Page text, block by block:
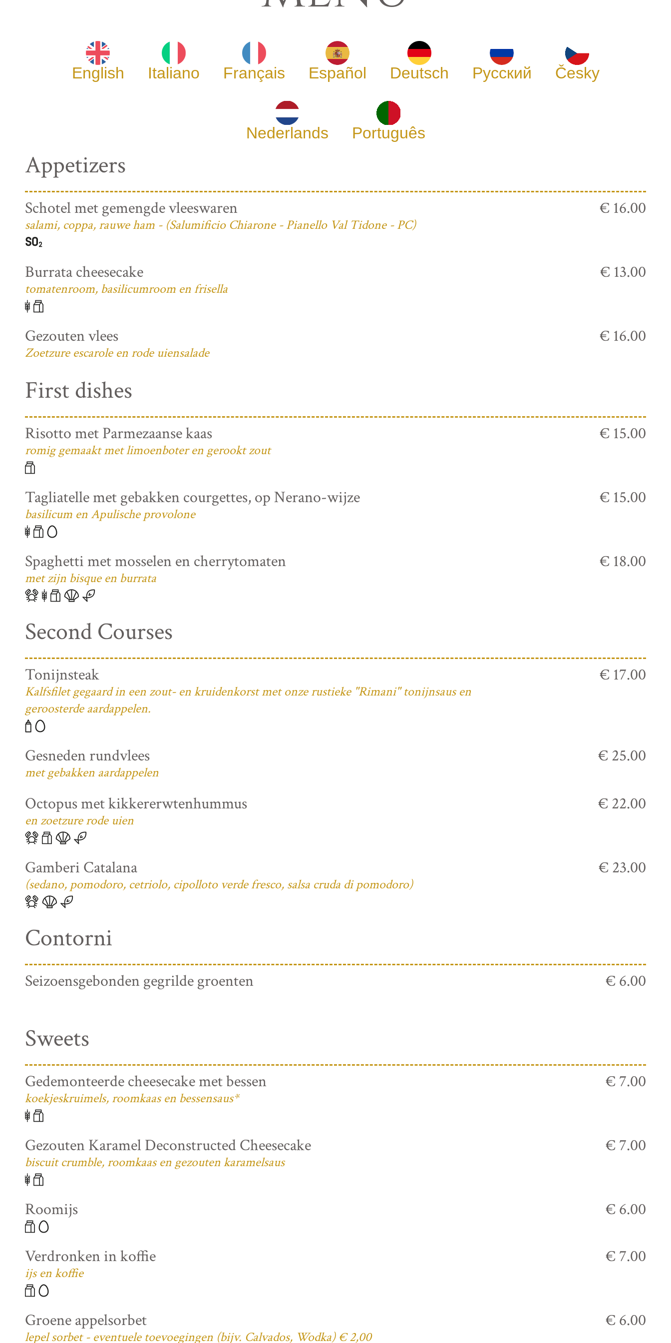
English Italiano Français Español Deutsch Русский Česky
Nederlands Português
Appetizers
Schotel met gemengde vleeswaren
salami, coppa, rauwe ham - (Salumificio Chiarone - Pianello Val Tidone - PC)
€ 16.00
Burrata cheesecake
tomatenroom, basilicumroom en frisella
€ 13.00
Gezouten vlees
Zoetzure escarole en rode uiensalade
€ 16.00
First dishes
Risotto met Parmezaanse kaas
romig gemaakt met limoenboter en gerookt zout
€ 15.00
Tagliatelle met gebakken courgettes, op Nerano-wijze
basilicum en Apulische provolone
€ 15.00
Spaghetti met mosselen en cherrytomaten
met zijn bisque en burrata
€ 18.00
Second Courses
Tonijnsteak
Kalfsfilet gegaard in een zout- en kruidenkorst met onze rustieke "Rimani" tonijnsaus en
geroosterde aardappelen.
€ 17.00
Gesneden rundvlees
met gebakken aardappelen
€ 25.00
Octopus met kikkererwtenhummus
en zoetzure rode uien
€ 22.00
Gamberi Catalana
(sedano, pomodoro, cetriolo, cipolloto verde fresco, salsa cruda di pomodoro)
€ 23.00
Contorni
Seizoensgebonden gegrilde groenten € 6.00
Sweets
Gedemonteerde cheesecake met bessen
koekjeskruimels, roomkaas en bessensaus*
€ 7.00
Gezouten Karamel Deconstructed Cheesecake
biscuit crumble, roomkaas en gezouten karamelsaus
€ 7.00
Roomijs € 6.00
Verdronken in koffie
ijs en koffie
€ 7.00
Groene appelsorbet
lepel sorbet - eventuele toevoegingen (bijv. Calvados, Wodka) € 2,00
€ 6.00